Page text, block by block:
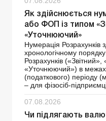
Як здійснюється
або ФОП із типом
«Уточнюючий»
Нумерація Розрахунків
хронологічному
Розрахунків («Звітний»,
«Уточнюючий») в межах
(податкового) періоду
– для фізосіб-
07.08.2026
Чи підлягають